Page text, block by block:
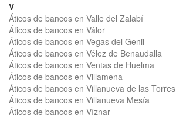
V
Áticos de bancos en Valle del Zalabí
Áticos de bancos en Válor
Áticos de bancos en Vegas del Genil
Áticos de bancos en Vélez de Benaudalla
Áticos de bancos en Ventas de Huelma
Áticos de bancos en Villamena
Áticos de bancos en Villanueva de las Torres
Áticos de bancos en Villanueva Mesía
Áticos de bancos en Víznar